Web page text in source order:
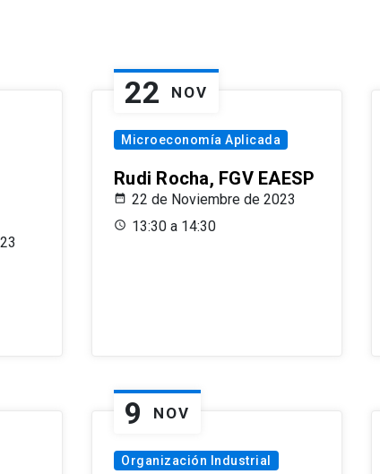
22 NOV
Microeconomía Aplicada
Rudi Rocha, FGV EAESP
22 de Noviembre de 2023
13:30 a 14:30
9 NOV
Organización Industrial